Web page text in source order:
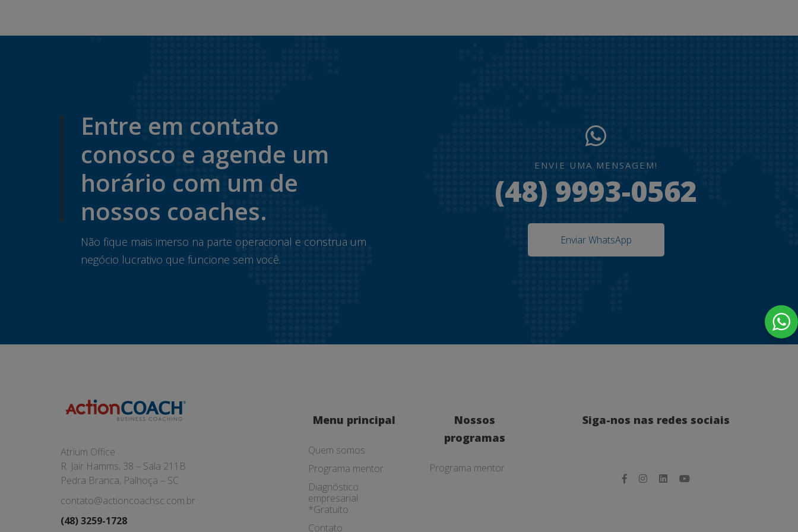
Entre em contato
conosco e agende um
horário com um de
nossos coaches.
Não fique mais imerso na parte operacional e construa um
negócio lucrativo que funcione sem você.
ENVIE UMA MENSAGEM!
(48) 9993-0562
Enviar WhatsApp
Atrium Office
R. Jair Hamms, 38 – Sala 211B
Pedra Branca, Palhoça – SC
contato@actioncoachsc.com.br
(48) 3259-1728
Menu principal
Quem somos
Programa mentor
Diagnóstico
empresarial
*Gratuito
Contato
Nossos
programas
Programa mentor
Siga-nos nas redes sociais